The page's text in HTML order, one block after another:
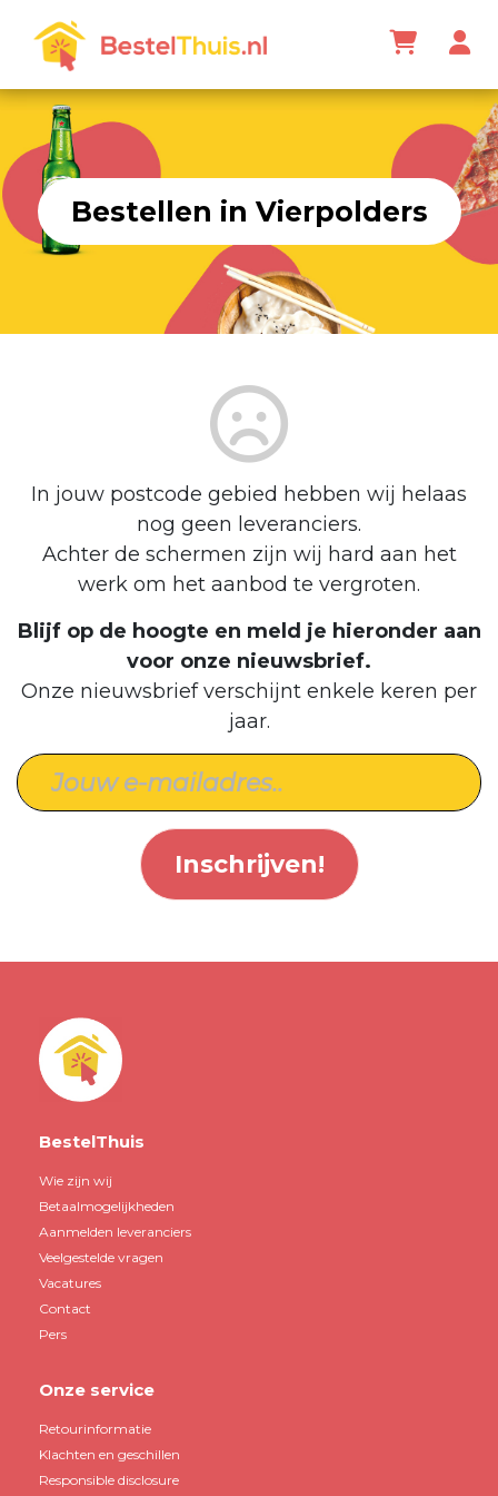
Bestellen in Vierpolders
In jouw postcode gebied hebben wij helaas
nog geen leveranciers.
Achter de schermen zijn wij hard aan het
werk om het aanbod te vergroten.
Blijf op de hoogte en meld je hieronder aan
voor onze nieuwsbrief.
Onze nieuwsbrief verschijnt enkele keren per
jaar.
Inschrijven!
BestelThuis
Wie zijn wij
Betaalmogelijkheden
Aanmelden leveranciers
Veelgestelde vragen
Vacatures
Contact
Pers
Onze service
Retourinformatie
Klachten en geschillen
Responsible disclosure